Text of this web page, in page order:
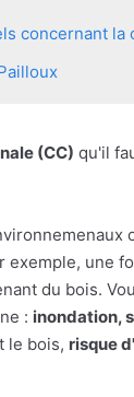
concernant la
(CC) qu'il
une
du bois.
: inondation,
le bois, risque